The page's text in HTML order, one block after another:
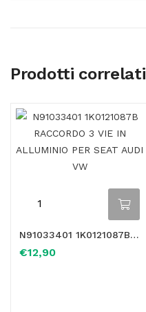
Prodotti correlati
N91033401 1K0121087B RACCORDO 3 VIE IN ALLUMINIO PER SEAT AUDI VW
€12,90